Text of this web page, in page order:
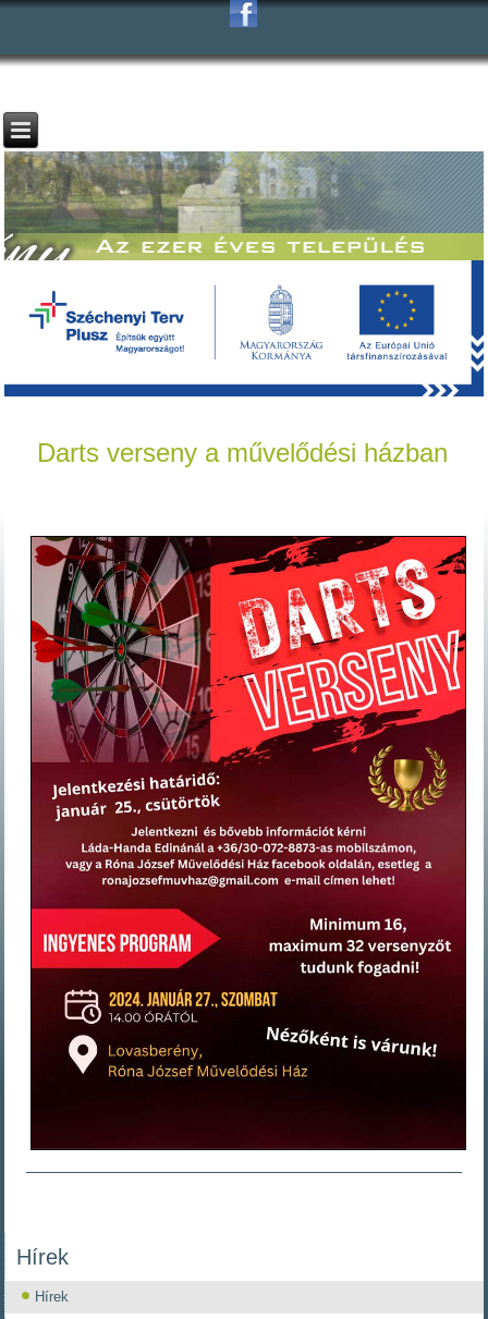
Darts verseny a művelődési házban
Hírek
Hírek